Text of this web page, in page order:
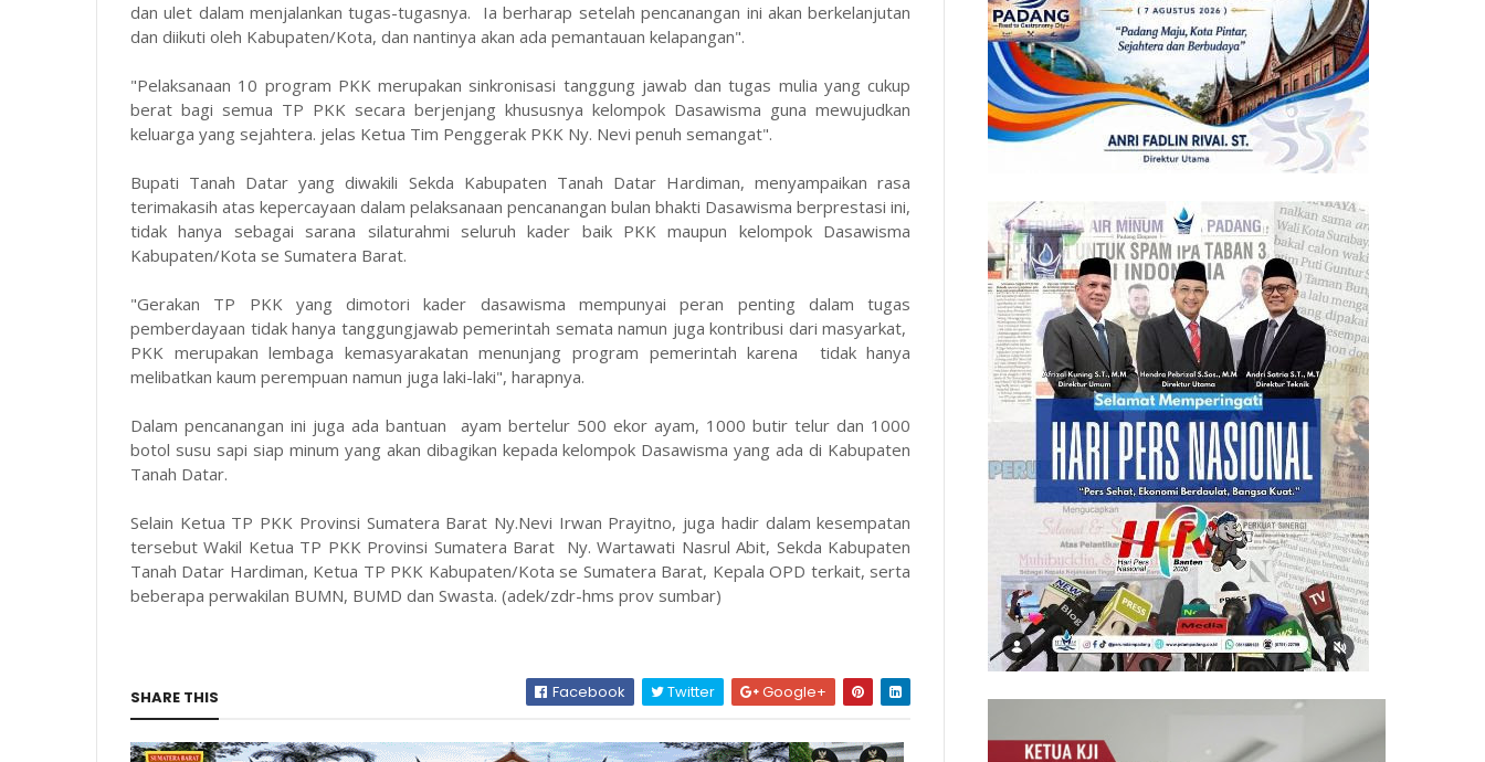
dan ulet dalam menjalankan tugas-tugasnya. Ia berharap setelah pencanangan ini akan berkelanjutan
dan diikuti oleh Kabupaten/Kota, dan nantinya akan ada pemantauan kelapangan".
"Pelaksanaan 10 program PKK merupakan sinkronisasi tanggung jawab dan tugas mulia yang cukup
berat bagi semua TP PKK secara berjenjang khususnya kelompok Dasawisma guna mewujudkan
keluarga yang sejahtera. jelas Ketua Tim Penggerak PKK Ny. Nevi penuh semangat".
Bupati Tanah Datar yang diwakili Sekda Kabupaten Tanah Datar Hardiman, menyampaikan rasa
terimakasih atas kepercayaan dalam pelaksanaan pencanangan bulan bhakti Dasawisma berprestasi ini,
tidak hanya sebagai sarana silaturahmi seluruh kader baik PKK maupun kelompok Dasawisma
Kabupaten/Kota se Sumatera Barat.
"Gerakan TP PKK yang dimotori kader dasawisma mempunyai peran penting dalam tugas
pemberdayaan tidak hanya tanggungjawab pemerintah semata namun juga kontribusi dari masyarkat,
PKK merupakan lembaga kemasyarakatan menunjang program pemerintah karena tidak hanya
melibatkan kaum perempuan namun juga laki-laki", harapnya.
Dalam pencanangan ini juga ada bantuan ayam bertelur 500 ekor ayam, 1000 butir telur dan 1000
botol susu sapi siap minum yang akan dibagikan kepada kelompok Dasawisma yang ada di Kabupaten
Tanah Datar.
Selain Ketua TP PKK Provinsi Sumatera Barat Ny.Nevi Irwan Prayitno, juga hadir dalam kesempatan
tersebut Wakil Ketua TP PKK Provinsi Sumatera Barat Ny. Wartawati Nasrul Abit, Sekda Kabupaten
Tanah Datar Hardiman, Ketua TP PKK Kabupaten/Kota se Sumatera Barat, Kepala OPD terkait, serta
beberapa perwakilan BUMN, BUMD dan Swasta. (adek/zdr-hms prov sumbar)
SHARE THIS Facebook Twitter Google+